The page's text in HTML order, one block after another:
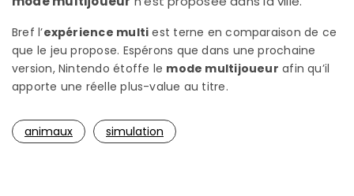
Bref l’expérience multi est terne en comparaison de ce
que le jeu propose. Espérons que dans une prochaine
version, Nintendo étoffe le mode multijoueur afin qu’il
apporte une réelle plus-value au titre.
animaux simulation